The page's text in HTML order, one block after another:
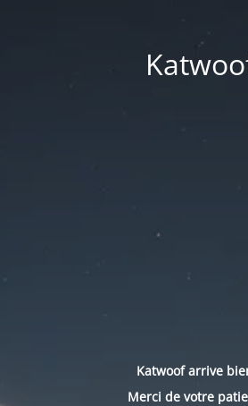
Katwoof arrive
Merci de votre